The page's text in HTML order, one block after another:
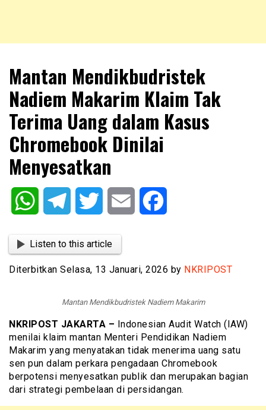
NKRIPOST
Mantan Mendikbudristek
Nadiem Makarim Klaim Tak
Terima Uang dalam Kasus
Chromebook Dinilai
Menyesatkan
WhatsAppTelegram Twitter Email
Listen to this article
Diterbitkan Selasa, 13 Januari, 2026 by NKRIPOST
Mantan Mendikbudristek Nadiem Makarim
NKRIPOST JAKARTA – Indonesian Audit Watch (IAW)
menilai klaim mantan Menteri Pendidikan Nadiem
Makarim yang menyatakan tidak menerima uang satu
sen pun dalam perkara pengadaan Chromebook
berpotensi menyesatkan publik dan merupakan bagian
dari strategi pembelaan di persidangan.